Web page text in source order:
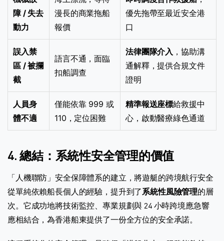
障 / 失去
動力
漫長的商業拖船
報價
優先拖帶至最近安全港
口
誤入禁
區 / 被攔
截
語言不通，面臨
扣船調查
法律團隊介入 ，協助溝
通解釋，提供合規文件
證明
人員身
體不適
僅能依靠 999 或
110，定位困難
精準報送座標給救援中
心，啟動醫療綠色通道
4. 總結：系統性安全管理的價值
「人機聯防」安全保障體系的建立，將遊艇的跨境航行安全
從單純依賴船長個人的經驗，提升到了系統性風險管理的層
次。它成功地將技術監控、專業規劃與 24 小時跨境應急響
應相結合，為香港船東提供了一份全方位的安全承諾。